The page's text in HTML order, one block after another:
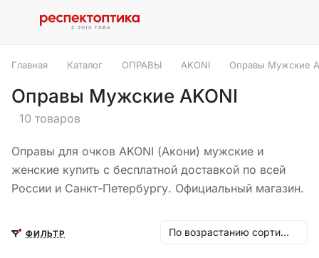
Главная Каталог ОПРАВЫ AKONI Оправы Мужские
Оправы Мужские AKONI
10 товаров
Оправы для очков AKONI (Акони) мужские и
женские купить с бесплатной доставкой по всей
России и Санкт-Петербургу. Официальный магазин.
ФИЛЬТР По возрастанию сортировки